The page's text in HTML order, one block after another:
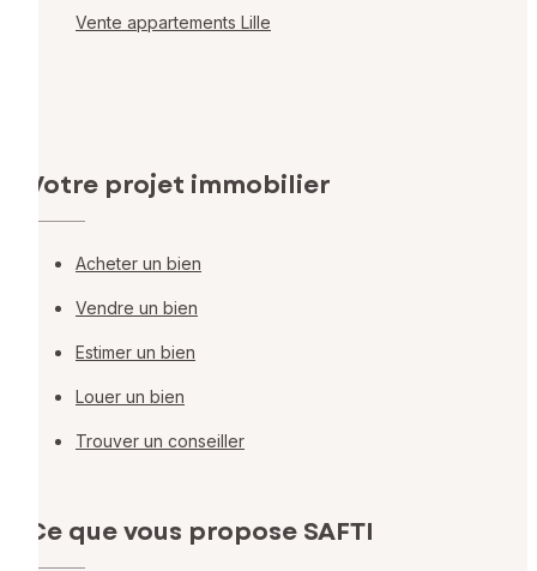
Vente appartements Lille
Votre projet immobilier
Acheter un bien
Vendre un bien
Estimer un bien
Louer un bien
Trouver un conseiller
Ce que vous propose SAFTI